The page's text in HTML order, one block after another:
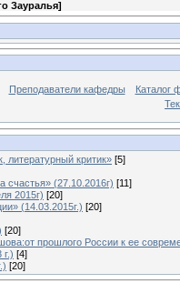
Зауралья]
Преподаватели кафедры
Каталог
литературный критик» [5]
счастья» (27.10.2016г) [11]
2015г) [20]
(14.03.2015г.) [20]
[20]
прошлого России к ее
[4]
[20]